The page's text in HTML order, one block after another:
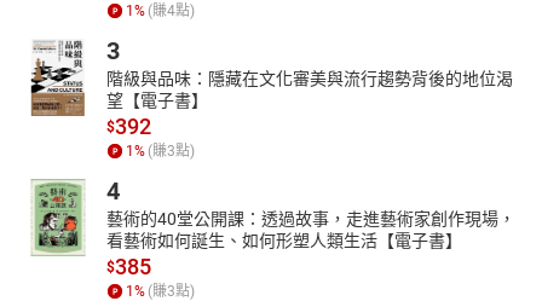
「日常生活」發生了深刻的改變和斷裂，並且成為政治、經濟、文
化等諸多場域進行抗爭、碰撞和融會的空間。
在列斐伏爾之前，對「日常生活」的理論概括是無系統的、隱
性的，蟄伏於各種理論之中而沒有真正成為理論研究的直接主題；
在他之後，「日常生活」概念逐漸融入學術研究之中，成為諸多學
術領域如哲學、社會學、美學、文藝學、歷史學、文化研究等的關
活視為一個動態的、充滿創造力和反抗性的領域，對英美的文化研
究產生極大影響。
〔本書特色〕
本書是20世紀西方美學史的第三卷。此卷中收錄了二十世紀中葉至
1 % (賺4點)
3
階級與品味：隱藏在文化審美與流行趨勢背後的地位渴
望【電子書】
$392
1 % (賺3點)
4
藝術的40堂公開課：透過故事，走進藝術家創作現場，
看藝術如何誕生、如何形塑人類生活【電子書】
$385
1 % (賺3點)